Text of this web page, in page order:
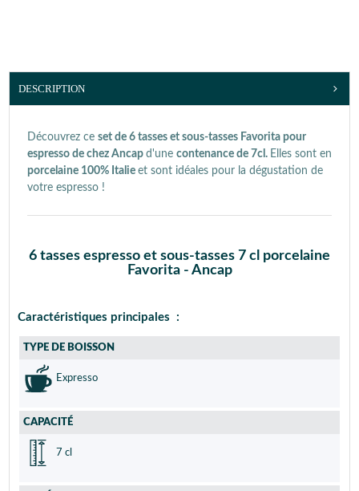
DESCRIPTION
Découvrez ce set de 6 tasses et sous-tasses Favorita pour
espresso de chez Ancap d'une contenance de 7cl. Elles sont en
porcelaine 100% Italie et sont idéales pour la dégustation de
votre espresso !
6 tasses espresso et sous-tasses 7 cl porcelaine
Favorita - Ancap
Caractéristiques principales :
TYPE DE BOISSON
Expresso
CAPACITÉ
7 cl